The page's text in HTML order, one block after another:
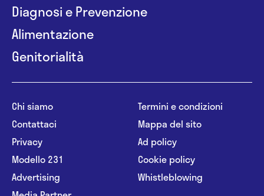
Diagnosi e Prevenzione
Alimentazione
Genitorialità
Chi siamo
Contattaci
Privacy
Modello 231
Advertising
Termini e condizioni
Mappa del sito
Ad policy
Cookie policy
Whistleblowing